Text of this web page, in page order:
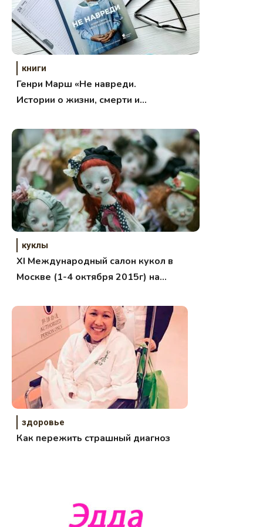
книги
Генри Марш «Не навреди.
Истории о жизни, смерти и
куклы
XI Международный салон кукол в
Москве (1-4 октября 2015г) на
здоровье
Как пережить страшный диагноз